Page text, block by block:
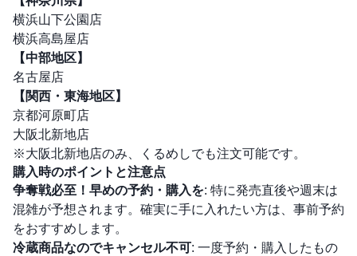
横浜山下公園店
横浜高島屋店
【中部地区】
名古屋店
【関西・東海地区】
京都河原町店
大阪北新地店
※大阪北新地店のみ、くるめしでも注文可能です。
購入時のポイントと注意点
争奪戦必至！早めの予約・購入を: 特に発売直後や週末は
混雑が予想されます。確実に手に入れたい方は、事前予約
をおすすめします。
冷蔵商品なのでキャンセル不可: 一度予約・購入したもの